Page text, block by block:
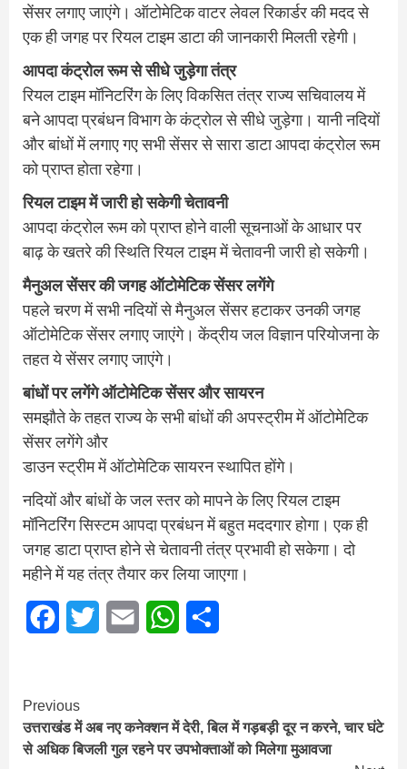
सेंसर लगाए जाएंगे। ऑटोमेटिक वाटर लेवल रिकार्डर की मदद से
एक ही जगह पर रियल टाइम डाटा की जानकारी मिलती रहेगी।
आपदा कंट्रोल रूम से सीधे जुड़ेगा तंत्र
रियल टाइम मॉनिटरिंग के लिए विकसित तंत्र राज्य सचिवालय में
बने आपदा प्रबंधन विभाग के कंट्रोल से सीधे जुड़ेगा। यानी नदियों
और बांधों में लगाए गए सभी सेंसर से सारा डाटा आपदा कंट्रोल रूम
को प्राप्त होता रहेगा।
रियल टाइम में जारी हो सकेगी चेतावनी
आपदा कंट्रोल रूम को प्राप्त होने वाली सूचनाओं के आधार पर
बाढ़ के खतरे की स्थिति रियल टाइम में चेतावनी जारी हो सकेगी।
मैनुअल सेंसर की जगह ऑटोमेटिक सेंसर लगेंगे
पहले चरण में सभी नदियों से मैनुअल सेंसर हटाकर उनकी जगह
ऑटोमेटिक सेंसर लगाए जाएंगे। केंद्रीय जल विज्ञान परियोजना के
तहत ये सेंसर लगाए जाएंगे।
बांधों पर लगेंगे ऑटोमेटिक सेंसर और सायरन
समझौते के तहत राज्य के सभी बांधों की अपस्ट्रीम में ऑटोमेटिक
सेंसर लगेंगे और
डाउन स्ट्रीम में ऑटोमेटिक सायरन स्थापित होंगे।
नदियों और बांधों के जल स्तर को मापने के लिए रियल टाइम
मॉनिटरिंग सिस्टम आपदा प्रबंधन में बहुत मददगार होगा। एक ही
जगह डाटा प्राप्त होने से चेतावनी तंत्र प्रभावी हो सकेगा। दो
महीने में यह तंत्र तैयार कर लिया जाएगा।
FacebookTwitter Email WhatsApp
Continue
Reading
Previous
उत्तराखंड में अब नए कनेक्शन में देरी, बिल में गड़बड़ी दूर न करने, चार घंटे
से अधिक बिजली गुल रहने पर उपभोक्ताओं को मिलेगा मुआवजा